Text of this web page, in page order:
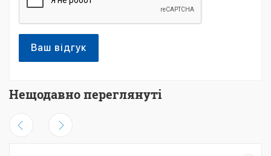
Ваш відгук
Нещодавно переглянуті